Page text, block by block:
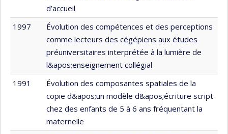
d’accueil
1997
Évolution des compétences et des perceptions
comme lecteurs des cégépiens aux études
préuniversitaires interprétée à la lumière de
l&apos;enseignement collégial
1991
Évolution des composantes spatiales de la
copie d&apos;un modèle d&apos;écriture script
chez des enfants de 5 à 6 ans fréquentant la
maternelle